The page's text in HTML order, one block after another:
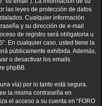
las leyes de protección de datos
Cualquier información
y su dirección de e-mail
de registro será obligatoria u
En cualquier caso, usted tiene la
públicamente exhibida. Además,
o desactivar los emails
phpBB.
vía) por lo tanto está segura.
la misma contraseña en
el acceso a su cuenta en “FORO